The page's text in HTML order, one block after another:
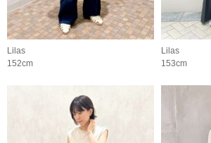
Lilas
152cm
Lilas
153cm